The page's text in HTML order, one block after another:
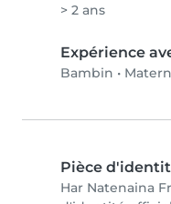
> 2 ans
Expérience
Bambin •
Pièce
Har Natenaina